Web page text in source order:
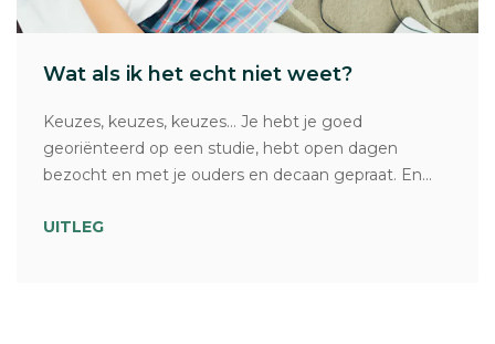
Wat als ik het echt niet weet?
Keuzes, keuzes, keuzes… Je hebt je goed
georiënteerd op een studie, hebt open dagen
bezocht en met je ouders en decaan gepraat. En...
UITLEG